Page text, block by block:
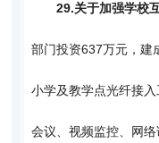
29.关于加强学校
部门投资637万元，建
小学及教学点光纤接
会议、视频监控、网